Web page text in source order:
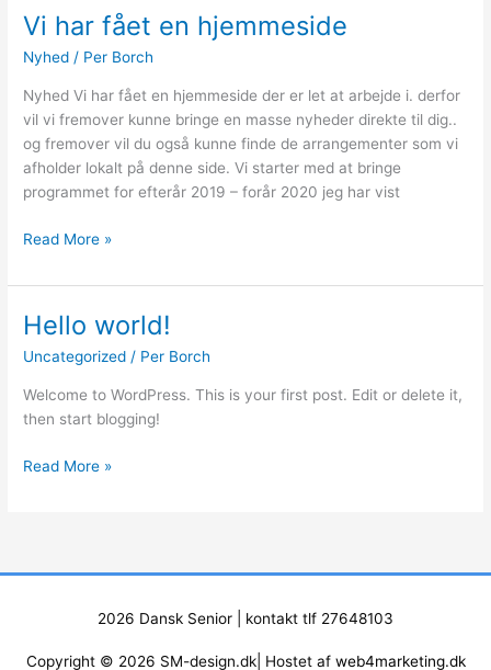
Vi har fået en hjemmeside
Nyhed / Per Borch
Nyhed Vi har fået en hjemmeside der er let at arbejde i. derfor
vil vi fremover kunne bringe en masse nyheder direkte til dig..
og fremover vil du også kunne finde de arrangementer som vi
afholder lokalt på denne side. Vi starter med at bringe
programmet for efterår 2019 – forår 2020 jeg har vist
fået
hjemmeside
Read More »
Hello world!
Uncategorized / Per Borch
Welcome to WordPress. This is your first post. Edit or delete it,
then start blogging!
Hello
Read More »
2026 Dansk Senior | kontakt tlf 27648103
Copyright © 2026 SM-design.dk| Hostet af web4marketing.dk